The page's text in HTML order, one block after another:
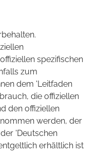
spezifischen
zum
dem 'Leitfaden
die offiziellen
den offiziellen
werden, der
'Deutschen
erhältlich ist